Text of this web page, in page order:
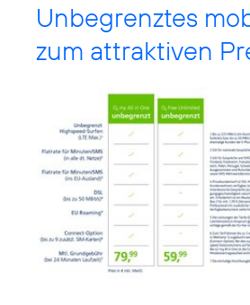
Unbegrenztes
zum attraktiven